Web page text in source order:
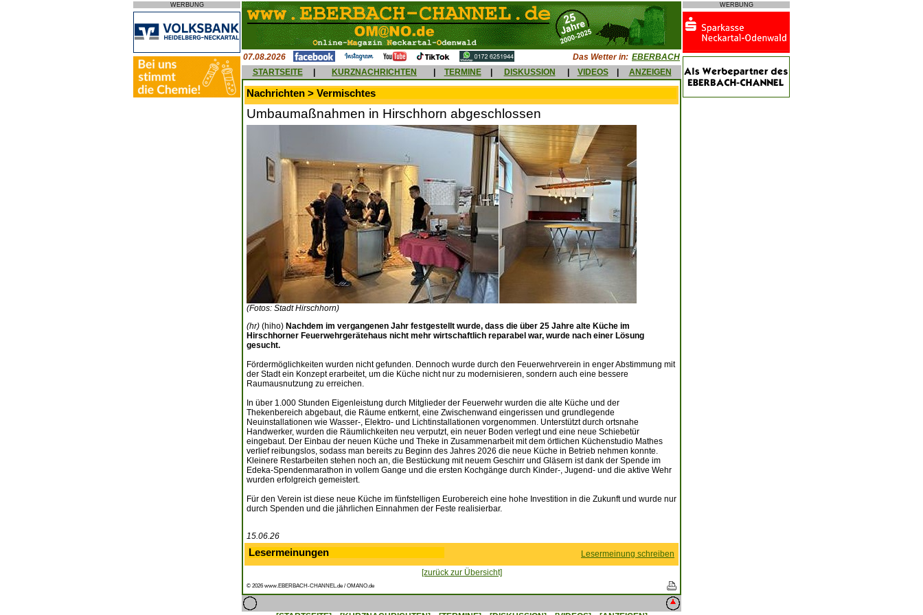
WERBUNG
07.08.2026 Das Wetter in: EBERBACH
STARTSEITE
KURZNACHRICHTEN TERMINE DISKUSSION VIDEOS ANZEIGEN
Nachrichten > Vermischtes
Umbaumaßnahmen in Hirschhorn abgeschlossen
(Fotos: Stadt Hirschhorn)
(hr) (hiho) Nachdem im vergangenen Jahr festgestellt wurde, dass die über 25 Jahre alte Küche im
Hirschhorner Feuerwehrgerätehaus nicht mehr wirtschaftlich reparabel war, wurde nach einer Lösung
gesucht.
Fördermöglichkeiten wurden nicht gefunden. Dennoch wurde durch den Feuerwehrverein in enger Abstimmung mit
der Stadt ein Konzept erarbeitet, um die Küche nicht nur zu modernisieren, sondern auch eine bessere
Raumausnutzung zu erreichen.
In über 1.000 Stunden Eigenleistung durch Mitglieder der Feuerwehr wurden die alte Küche und der
Thekenbereich abgebaut, die Räume entkernt, eine Zwischenwand eingerissen und grundlegende
Neuinstallationen wie Wasser-, Elektro- und Lichtinstallationen vorgenommen. Unterstützt durch ortsnahe
Handwerker, wurden die Räumlichkeiten neu verputzt, ein neuer Boden verlegt und eine neue Schiebetür
eingebaut. Der Einbau der neuen Küche und Theke in Zusammenarbeit mit dem örtlichen Küchenstudio Mathes
verlief reibungslos, sodass man bereits zu Beginn des Jahres 2026 die neue Küche in Betrieb nehmen konnte.
Kleinere Restarbeiten stehen noch an, die Bestückung mit neuem Geschirr und Gläsern ist dank der Spende im
Edeka-Spendenmarathon in vollem Gange und die ersten Kochgänge durch Kinder-, Jugend- und die aktive Wehr
wurden erfolgreich gemeistert.
Für den Verein ist diese neue Küche im fünfstelligen Eurobereich eine hohe Investition in die Zukunft und wurde nur
durch Spenden und die jährlichen Einnahmen der Feste realisierbar.
15.06.26
Lesermeinungen
Lesermeinung schreiben
[zurück zur Übersicht]
© 2026 www.EBERBACH-CHANNEL.de / OMANO.de
WERBUNG